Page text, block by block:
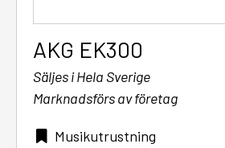
AKG EK300
Säljes i Hela Sverige
Marknadsförs av företag
Musikutrustning